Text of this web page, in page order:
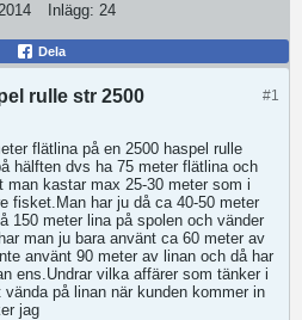
Inlägg: 24
Dela
#1
rulle str 2500
flätlina på en 2500 haspel rulle
hälften dvs ha 75 meter flätlina och
man kastar max 25-30 meter som i
fisket.Man har ju då ca 40-50 meter
150 meter lina på spolen och vänder
man ju bara använt ca 60 meter av
använt 90 meter av linan och då har
ens.Undrar vilka affärer som tänker i
på linan när kunden kommer in
jag